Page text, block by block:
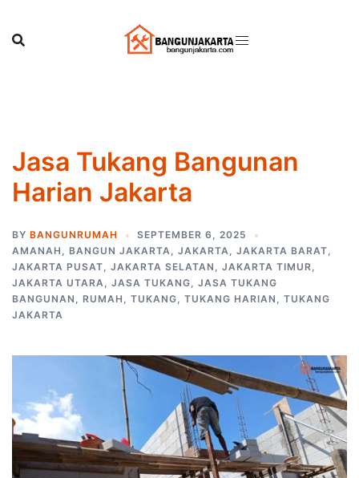
content
Jasa Tukang Bangunan
Harian Jakarta
BY BANGUNRUMAH
SEPTEMBER 6, 2025
AMANAH , BANGUN JAKARTA, JAKARTA, JAKARTA BARAT,
JAKARTA PUSAT, JAKARTA SELATAN , JAKARTA TIMUR,
JAKARTA UTARA, JASA TUKANG, JASA TUKANG
BANGUNAN , RUMAH , TUKANG, TUKANG HARIAN , TUKANG
JAKARTA